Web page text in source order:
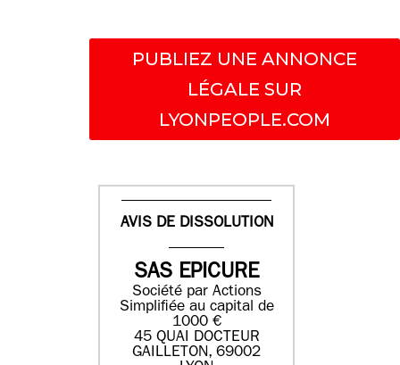
PUBLIEZ UNE ANNONCE
LÉGALE SUR
LYONPEOPLE.COM
AVIS DE DISSOLUTION
SAS EPICURE
Société par Actions
Simplifiée au capital de
1000 €
45 QUAI DOCTEUR
GAILLETON, 69002